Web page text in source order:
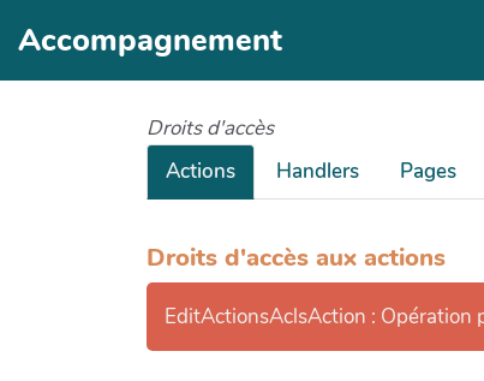
Accompagnement
Droits d'accès
Actions
Handlers Pages
Droits d'accès aux actions
EditActionsAclsAction :